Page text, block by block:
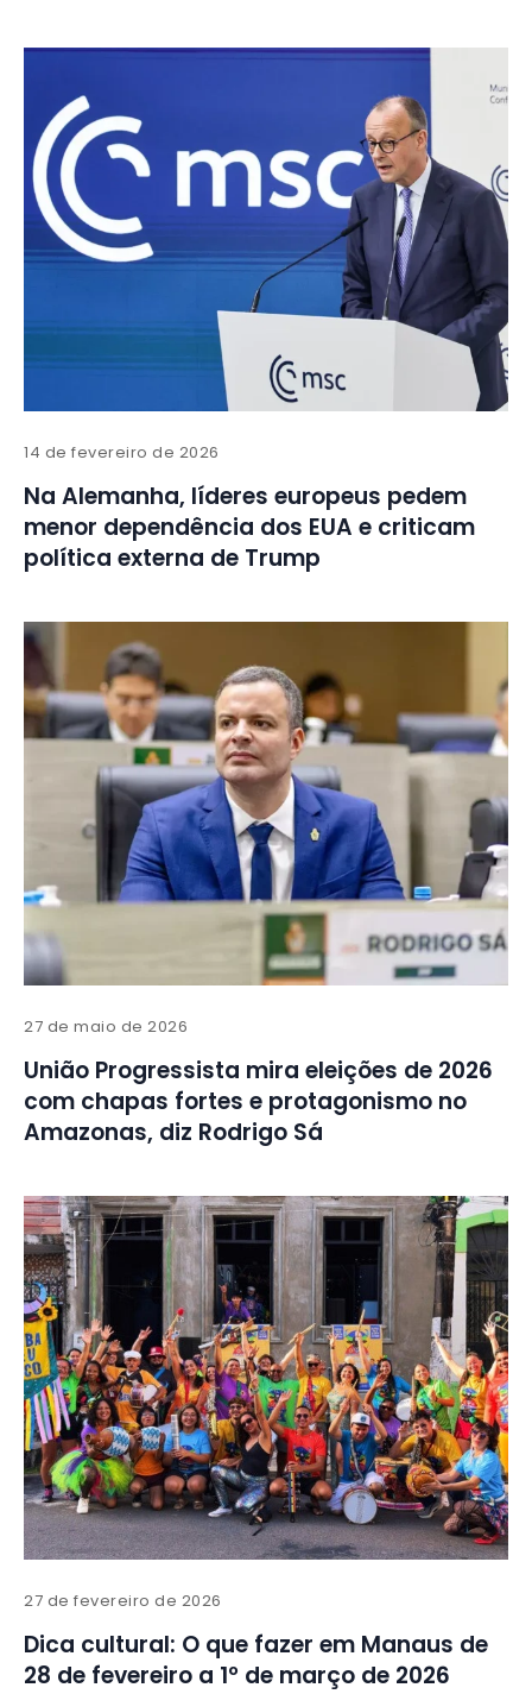
14 de fevereiro de 2026
Na Alemanha, líderes europeus pedem
menor dependência dos EUA e criticam
política externa de Trump
27 de maio de 2026
União Progressista mira eleições de 2026
com chapas fortes e protagonismo no
Amazonas, diz Rodrigo Sá
27 de fevereiro de 2026
Dica cultural: O que fazer em Manaus de
28 de fevereiro a 1º de março de 2026